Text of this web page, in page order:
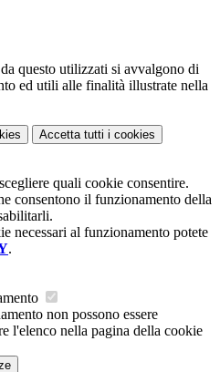
questo utilizzati si avvalgono di
ed utili alle finalità illustrate nella
Accetta tutti i cookies
quali cookie consentire.
consentono il funzionamento della
necessari al funzionamento potete
.
non possono essere
l'elenco nella pagina della cookie